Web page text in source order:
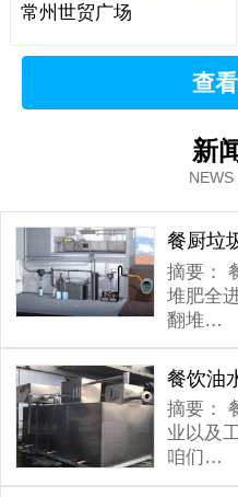
常州世贸广场
查
新
餐厨垃
摘要：
堆肥全
翻堆…
餐饮油
摘要：
业以及
咱们…